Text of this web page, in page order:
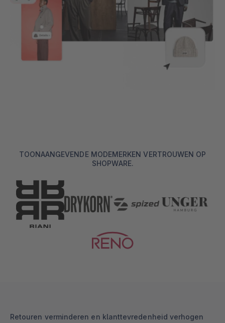
TOONAANGEVENDE MODEMERKEN VERTROUWEN OP
SHOPWARE.
Retouren verminderen en klanttevredenheid verhogen